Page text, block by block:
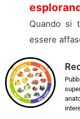
Quando si
essere